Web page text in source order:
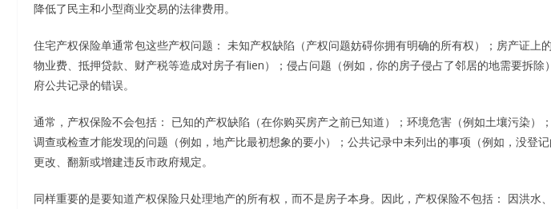
降低了民主和小型商业交易的法律费用。
住宅产权保险单通常包这些产权问题： 未知产权缺陷（产权问题妨碍你拥有明确的所有权）；房产证上
物业费、抵押贷款、财产税等造成对房子有lien）；侵占问题（例如，你的房子侵占了邻居的地需要拆除
府公共记录的错误。
通常，产权保险不会包括： 已知的产权缺陷（在你购买房产之前已知道）；环境危害（例如土壤污染）
调查或检查才能发现的问题（例如，地产比最初想象的要小）；公共记录中未列出的事项（例如，没登
更改、翻新或增建违反市政府规定。
同样重要的是要知道产权保险只处理地产的所有权，而不是房子本身。因此，产权保险不包括： 因洪水